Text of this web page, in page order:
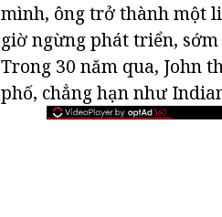
mình, ông trở thành một
giờ ngừng phát triển,
Trong 30 năm qua, John
phố, chẳng hạn như